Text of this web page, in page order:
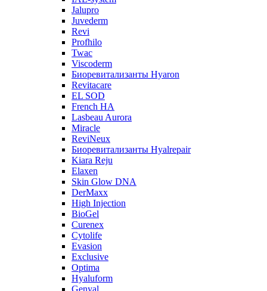
Jalupro
Juvederm
Revi
Profhilo
Twac
Viscoderm
Биоревитализанты Hyaron
Revitacare
EL SOD
French HA
Lasbeau Aurora
Miracle
ReviNeux
Биоревитализанты Hyalrepair
Kiara Reju
Elaxen
Skin Glow DNA
DerMaxx
High Injection
BioGel
Curenex
Cytolife
Evasion
Exclusive
Optima
Hyaluform
Genyal